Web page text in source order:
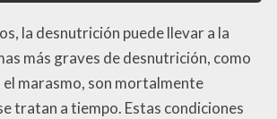
la desnutrición puede llevar a la
más graves de desnutrición, como
marasmo, son mortalmente
tratan a tiempo. Estas condiciones